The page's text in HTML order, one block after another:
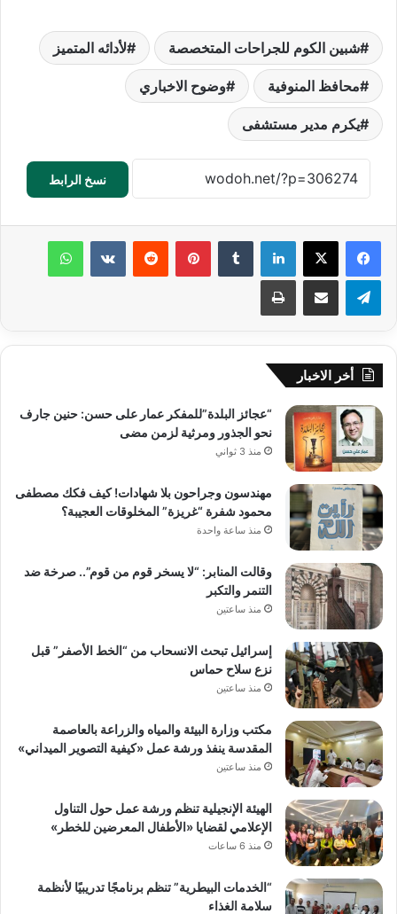
شبين الكوم للجراحات المتخصصة لأدائه المتميز
محافظ المنوفية وضوح الاخباري
يكرم مدير مستشفى
نسخ الرابط
لينكدإن بينتيريست
أخر الاخبار
“عجائز البلدة”للمفكر عمار على حسن: حنين جارف
نحو الجذور ومرثية لزمن مضى
منذ 3 ثواني
مهندسون وجراحون بلا شهادات! كيف فكك مصطفى
محمود شفرة “غريزة” المخلوقات العجيبة؟
منذ ساعة واحدة
وقالت المنابر: “لا يسخر قوم من قوم”.. صرخة ضد
التنمر والتكبر
منذ ساعتين
إسرائيل تبحث الانسحاب من “الخط الأصفر” قبل
نزع سلاح حماس
منذ ساعتين
مكتب وزارة البيئة والمياه والزراعة بالعاصمة
المقدسة ينفذ ورشة عمل «كيفية التصوير الميداني»
منذ ساعتين
الهيئة الإنجيلية تنظم ورشة عمل حول التناول
الإعلامي لقضايا «الأطفال المعرضين للخطر»
منذ 6 ساعات
“الخدمات البيطرية” تنظم برنامجًا تدريبيًا لأنظمة
سلامة الغذاء